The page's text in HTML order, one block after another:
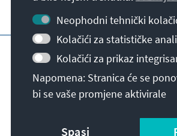
Dodatne ponude fondacije
Impresum
Erklärung zur Barrierefreiheit
Sitemap
© Konrad-Adenauer-Stiftung
Neophodni tehnički
Kolačići za statističke
Kolačići za prikaz
Napomena: Stranica će se
bi se vaše promjene aktivirale
Spasi